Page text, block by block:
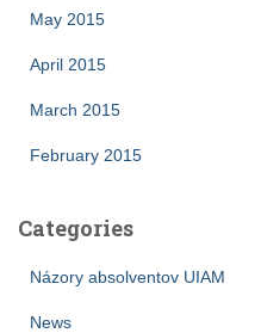
May 2015
April 2015
March 2015
February 2015
Categories
Názory absolventov UIAM
News